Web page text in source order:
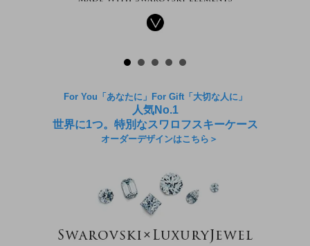
For You「あなたに」For Gift「大切な人に」
人気No.1
世界に1つ。特別なスワロフスキーケース
オーダーデザインはこちら＞